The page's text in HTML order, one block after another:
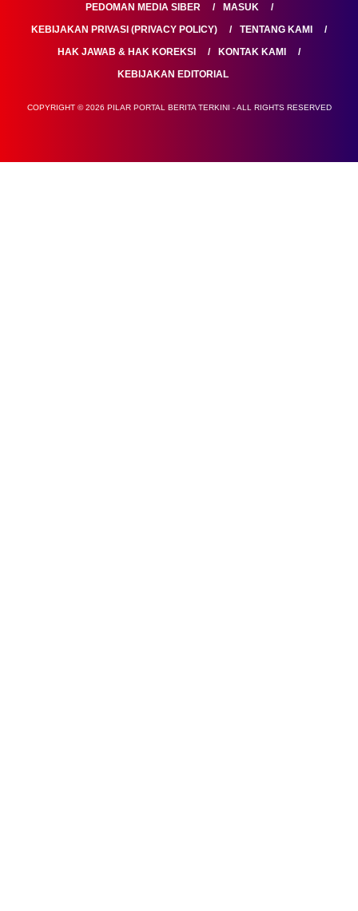
PEDOMAN MEDIA SIBER
MASUK
KEBIJAKAN PRIVASI (PRIVACY POLICY)
TENTANG KAMI
HAK JAWAB & HAK KOREKSI
KONTAK KAMI
KEBIJAKAN EDITORIAL
COPYRIGHT © 2026 PILAR PORTAL BERITA TERKINI - ALL RIGHTS RESERVED